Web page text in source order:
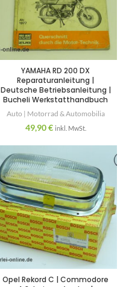
YAMAHA RD 200 DX
Reparaturanleitung |
Deutsche Betriebsanleitung |
Bucheli Werkstatthandbuch
Auto | Motorrad & Automobilia
49,90€ inkl. MwSt.
Opel Rekord C | Commodore